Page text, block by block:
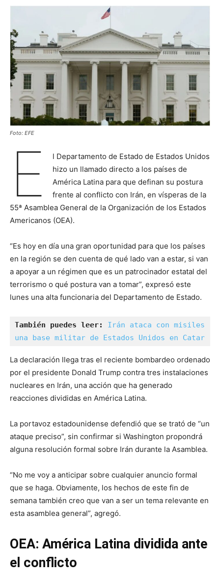
Foto: EFE
E
l Departamento de Estado de Estados Unidos
hizo un llamado directo a los países de
América Latina para que definan su postura
frente al conflicto con Irán, en vísperas de la
55ª Asamblea General de la Organización de los Estados
Americanos (OEA).
“Es hoy en día una gran oportunidad para que los países
en la región se den cuenta de qué lado van a estar, si van
a apoyar a un régimen que es un patrocinador estatal del
terrorismo o qué postura van a tomar”, expresó este
lunes una alta funcionaria del Departamento de Estado.
También puedes leer:
Irán ataca con misiles
una base militar de Estados Unidos en Catar
La declaración llega tras el reciente bombardeo ordenado
por el presidente Donald Trump contra tres instalaciones
nucleares en Irán, una acción que ha generado
reacciones divididas en América Latina.
La portavoz estadounidense defendió que se trató de “un
ataque preciso”, sin confirmar si Washington propondrá
alguna resolución formal sobre Irán durante la Asamblea.
“No me voy a anticipar sobre cualquier anuncio formal
que se haga. Obviamente, los hechos de este fin de
semana también creo que van a ser un tema relevante en
esta asamblea general”, agregó.
OEA: América Latina dividida ante
el conflicto